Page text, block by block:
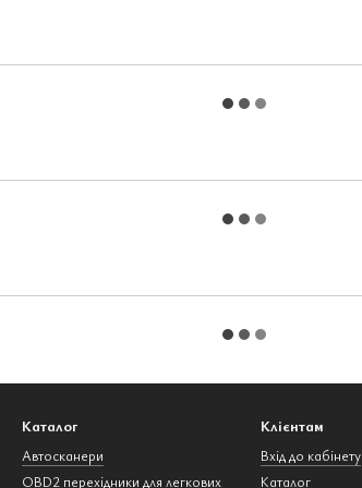
Каталог
Автосканери
OBD2 перехідники для легкових
Клієнтам
Вхід до кабінету
Каталог